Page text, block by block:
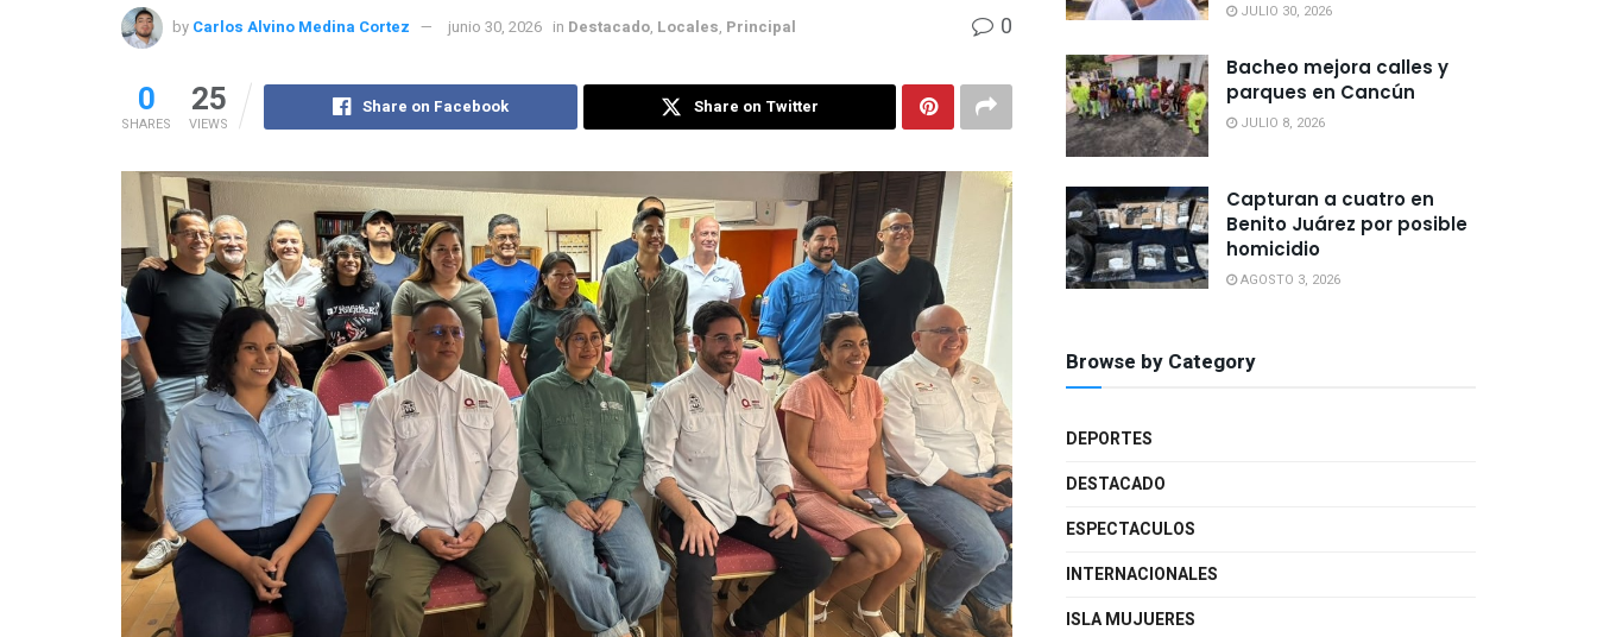
by Carlos Alvino Medina Cortez junio 30, 2026 in Destacado, Locales, Principal 0
0
SHARES
25
VIEWS
Share on Facebook Share on Twitter
JULIO 30, 2026
Bacheo mejora calles y
parques en Cancún
JULIO 8, 2026
Capturan a cuatro en
Benito Juárez por posible
homicidio
AGOSTO 3, 2026
Browse by Category
DEPORTES
DESTACADO
ESPECTACULOS
INTERNACIONALES
ISLA MUJUERES